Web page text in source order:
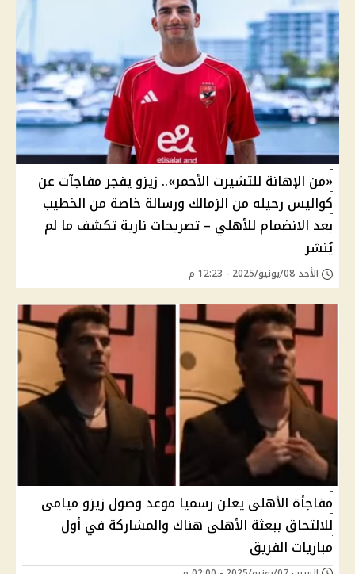
«من الإهانة للتشيرت الأحمر».. زيزو يفجر مفاجآت عن
كواليس رحيله من الزمالك ورسالة خاصة من الخطيب
بعد الانضمام للأهلي – تصريحات نارية تكشف ما لم
يُنشر
الأحد 08/يونيو/2025 - 12:23 م
مفاجأة الأهلى يعلن رسميا موعد وصول زيزو ميامى
للالتحاق ببعثة الأهلى هناك والمشاركة في أول
مباريات الفريق